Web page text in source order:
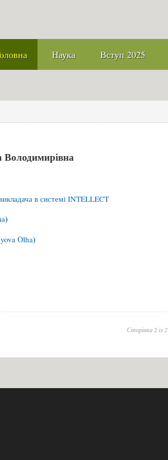
Наука Вступ 2025
в системі INTELLECT
)
Olha)
Сторінка 2 із 2